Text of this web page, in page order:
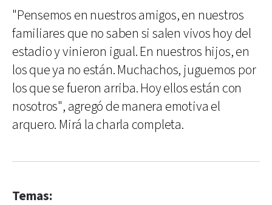
"Pensemos en nuestros amigos, en nuestros
familiares que no saben si salen vivos hoy del
estadio y vinieron igual. En nuestros hijos, en
los que ya no están. Muchachos, juguemos por
los que se fueron arriba. Hoy ellos están con
nosotros", agregó de manera emotiva el
arquero. Mirá la charla completa.
Temas: